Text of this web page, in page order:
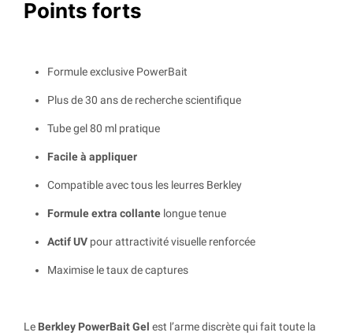
Points forts
Formule exclusive PowerBait
Plus de 30 ans de recherche scientifique
Tube gel 80 ml pratique
Facile à appliquer
Compatible avec tous les leurres Berkley
Formule extra collante longue tenue
Actif UV pour attractivité visuelle renforcée
Maximise le taux de captures
Le Berkley PowerBait Gel est l’arme discrète qui fait toute la